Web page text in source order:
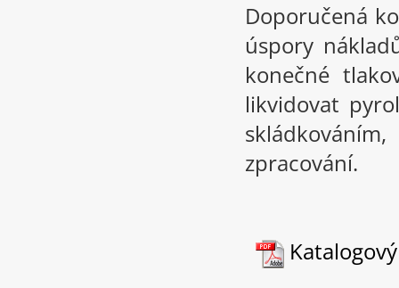
Doporučená
úspory
konečné
likvidovat
zpracování.